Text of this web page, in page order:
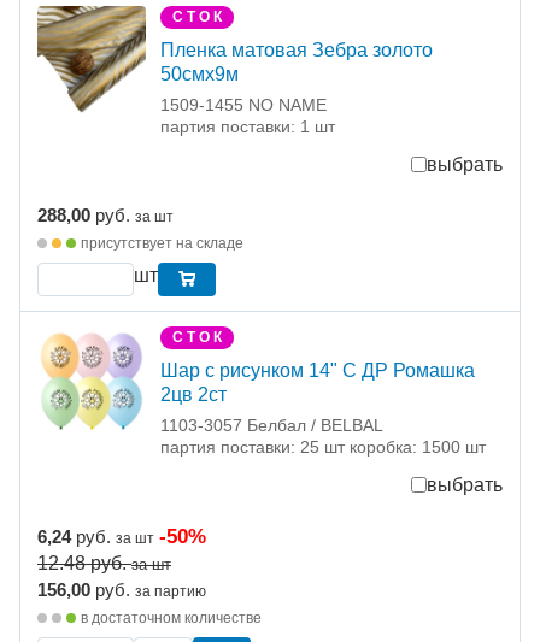
С Т О К
Пленка матовая Зебра золото
50смх9м
1509-1455 NO NAME
партия поставки: 1 шт
выбрать
288,00 руб. за шт
присутствует на складе
шт
С Т О К
Шар с рисунком 14" С ДР Ромашка
2цв 2ст
1103-3057 Белбал / BELBAL
партия поставки: 25 шт коробка: 1500 шт
выбрать
6,24 руб. за шт -50%
12.48руб. за шт
156,00 руб. за партию
в достаточном количестве